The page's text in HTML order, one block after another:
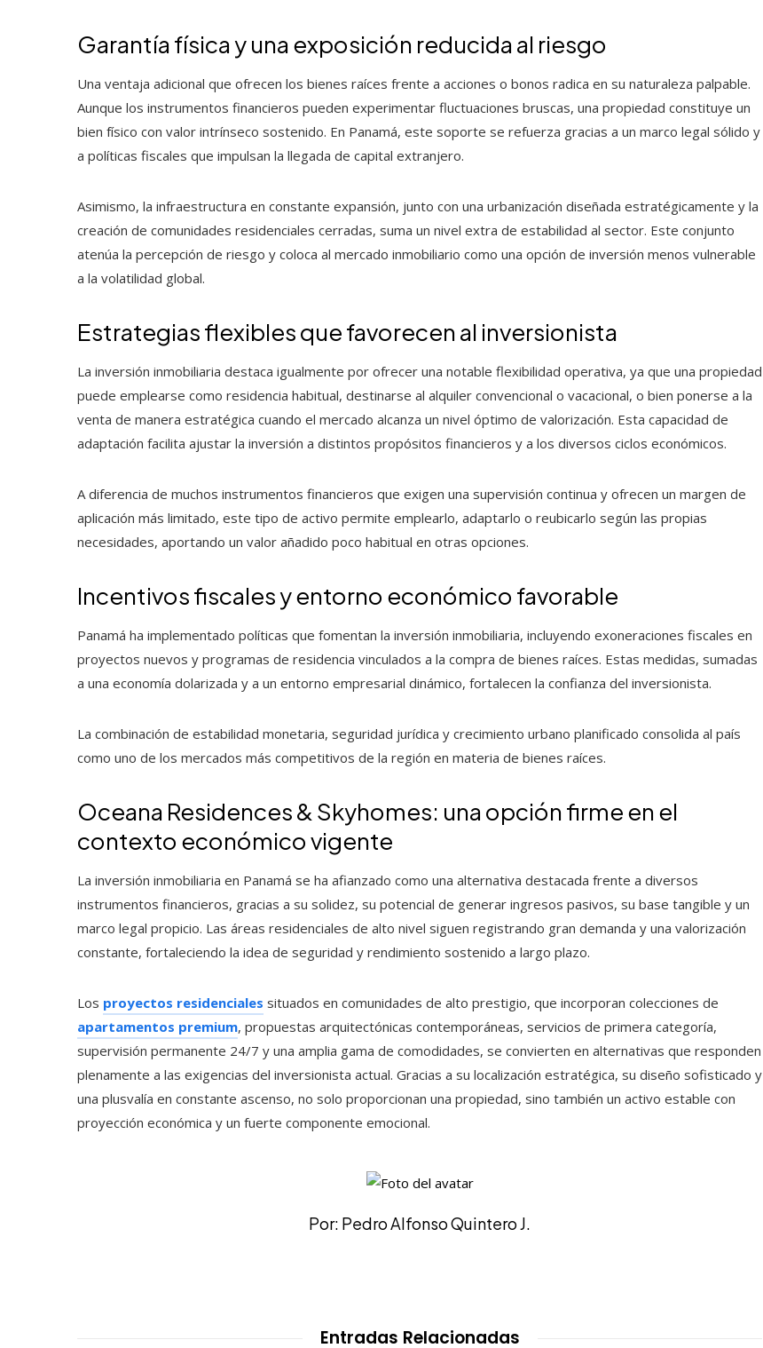
Garantía física y una exposición reducida al riesgo
Una ventaja adicional que ofrecen los bienes raíces frente a acciones o bonos radica en su naturaleza palpable.
Aunque los instrumentos financieros pueden experimentar fluctuaciones bruscas, una propiedad constituye un
bien físico con valor intrínseco sostenido. En Panamá, este soporte se refuerza gracias a un marco legal sólido y
a políticas fiscales que impulsan la llegada de capital extranjero.
Asimismo, la infraestructura en constante expansión, junto con una urbanización diseñada estratégicamente y la
creación de comunidades residenciales cerradas, suma un nivel extra de estabilidad al sector. Este conjunto
atenúa la percepción de riesgo y coloca al mercado inmobiliario como una opción de inversión menos vulnerable
a la volatilidad global.
Estrategias flexibles que favorecen al inversionista
La inversión inmobiliaria destaca igualmente por ofrecer una notable flexibilidad operativa, ya que una propiedad
puede emplearse como residencia habitual, destinarse al alquiler convencional o vacacional, o bien ponerse a la
venta de manera estratégica cuando el mercado alcanza un nivel óptimo de valorización. Esta capacidad de
adaptación facilita ajustar la inversión a distintos propósitos financieros y a los diversos ciclos económicos.
A diferencia de muchos instrumentos financieros que exigen una supervisión continua y ofrecen un margen de
aplicación más limitado, este tipo de activo permite emplearlo, adaptarlo o reubicarlo según las propias
necesidades, aportando un valor añadido poco habitual en otras opciones.
Incentivos fiscales y entorno económico favorable
Panamá ha implementado políticas que fomentan la inversión inmobiliaria, incluyendo exoneraciones fiscales en
proyectos nuevos y programas de residencia vinculados a la compra de bienes raíces. Estas medidas, sumadas
a una economía dolarizada y a un entorno empresarial dinámico, fortalecen la confianza del inversionista.
La combinación de estabilidad monetaria, seguridad jurídica y crecimiento urbano planificado consolida al país
como uno de los mercados más competitivos de la región en materia de bienes raíces.
Oceana Residences & Skyhomes: una opción firme en el
contexto económico vigente
La inversión inmobiliaria en Panamá se ha afianzado como una alternativa destacada frente a diversos
instrumentos financieros, gracias a su solidez, su potencial de generar ingresos pasivos, su base tangible y un
marco legal propicio. Las áreas residenciales de alto nivel siguen registrando gran demanda y una valorización
constante, fortaleciendo la idea de seguridad y rendimiento sostenido a largo plazo.
Los proyectos residenciales situados en comunidades de alto prestigio, que incorporan colecciones de
apartamentos premium, propuestas arquitectónicas contemporáneas, servicios de primera categoría,
supervisión permanente 24/7 y una amplia gama de comodidades, se convierten en alternativas que responden
plenamente a las exigencias del inversionista actual. Gracias a su localización estratégica, su diseño sofisticado y
una plusvalía en constante ascenso, no solo proporcionan una propiedad, sino también un activo estable con
proyección económica y un fuerte componente emocional.
Por: Pedro Alfonso Quintero J.
Entradas Relacionadas